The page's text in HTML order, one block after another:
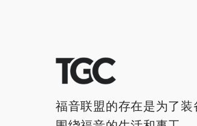
福音联盟的存在是为了